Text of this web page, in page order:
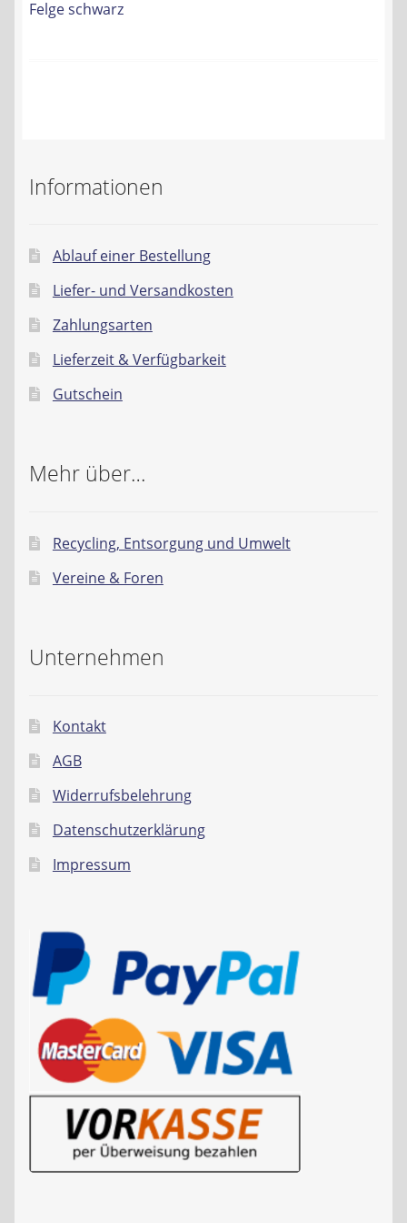
Kontakt
Felge schwarz
Informationen
Ablauf einer Bestellung
Liefer- und Versandkosten
Zahlungsarten
Lieferzeit & Verfügbarkeit
Gutschein
Mehr über…
Recycling, Entsorgung und Umwelt
Vereine & Foren
Unternehmen
Kontakt
AGB
Widerrufsbelehrung
Datenschutzerklärung
Impressum